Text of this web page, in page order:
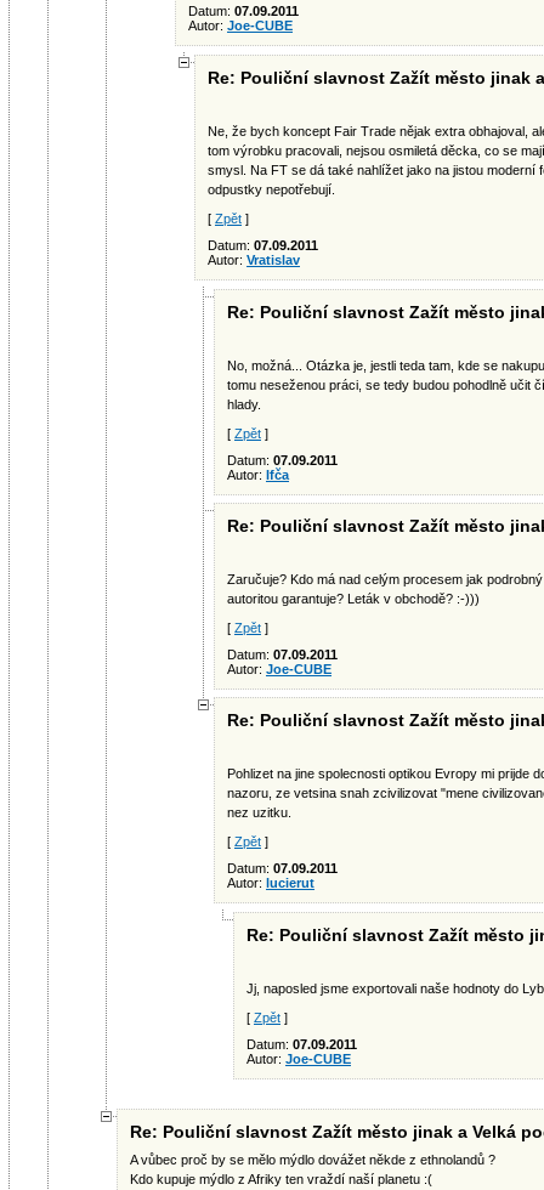
Datum: 07.09.2011
Autor: Joe-CUBE
Re: Pouliční slavnost Zažít město jinak
Ne, že bych koncept Fair Trade nějak extra obhajoval,
tom výrobku pracovali, nejsou osmiletá děcka, co se
smysl. Na FT se dá také nahlížet jako na jistou
odpustky nepotřebují.
[ Zpět ]
Datum: 07.09.2011
Autor: Vratislav
Re: Pouliční slavnost Zažít město
No, možná... Otázka je, jestli teda tam, kde se
tomu neseženou práci, se tedy budou pohodlně učit
hlady.
[ Zpět ]
Datum: 07.09.2011
Autor: Ifča
Re: Pouliční slavnost Zažít město
Zaručuje? Kdo má nad celým procesem jak
autoritou garantuje? Leták v obchodě? :-)))
[ Zpět ]
Datum: 07.09.2011
Autor: Joe-CUBE
Re: Pouliční slavnost Zažít město
Pohlizet na jine spolecnosti optikou Evropy mi prijde
nazoru, ze vetsina snah zcivilizovat "mene
nez uzitku.
[ Zpět ]
Datum: 07.09.2011
Autor: lucierut
Re: Pouliční slavnost Zažít město
Jj, naposled jsme exportovali naše hodnoty do
[ Zpět ]
Datum: 07.09.2011
Autor: Joe-CUBE
Re: Pouliční slavnost Zažít město jinak a Velká
A vůbec proč by se mělo mýdlo dovážet někde z ethnolandů ?
Kdo kupuje mýdlo z Afriky ten vraždí naší planetu :(